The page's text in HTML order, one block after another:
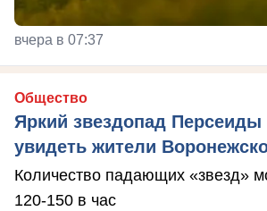
вчера в 07:37
Общество
Яркий звездопад Персеиды
увидеть жители
Количество падающих «звезд»
120-150 в час